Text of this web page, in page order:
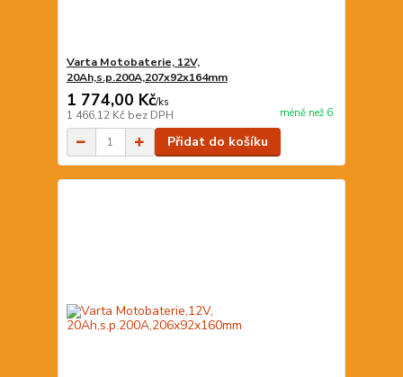
Varta Motobaterie, 12V,
20Ah,s.p.200A,207x92x164mm
1 774,00 Kč/ks
1 466,12 Kč bez DPH méně než 6
Přidat do košíku